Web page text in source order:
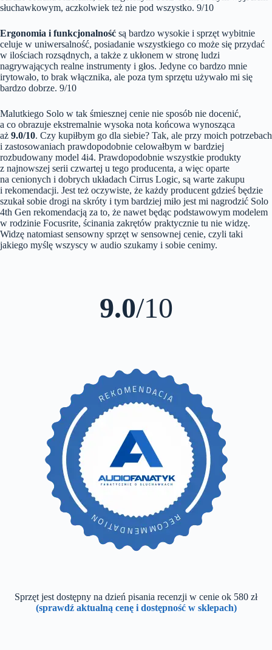
słuchawkowym, aczkolwiek też nie pod wszystko. 9/10
Ergonomia i funkcjonalność są bardzo wysokie i sprzęt wybitnie
celuje w uniwersalność, posiadanie wszystkiego co może się przydać
w ilościach rozsądnych, a także z ukłonem w stronę ludzi
nagrywających realne instrumenty i głos. Jedyne co bardzo mnie
irytowało, to brak włącznika, ale poza tym sprzętu używało mi się
bardzo dobrze. 9/10
Malutkiego Solo w tak śmiesznej cenie nie sposób nie docenić,
a co obrazuje ekstremalnie wysoka nota końcowa wynosząca
aż 9.0/10. Czy kupiłbym go dla siebie? Tak, ale przy moich potrzebach
i zastosowaniach prawdopodobnie celowałbym w bardziej
rozbudowany model 4i4. Prawdopodobnie wszystkie produkty
z najnowszej serii czwartej u tego producenta, a więc oparte
na cenionych i dobrych układach Cirrus Logic, są warte zakupu
i rekomendacji. Jest też oczywiste, że każdy producent gdzieś będzie
szukał sobie drogi na skróty i tym bardziej miło jest mi nagrodzić Solo
4th Gen rekomendacją za to, że nawet będąc podstawowym modelem
w rodzinie Focusrite, ścinania zakrętów praktycznie tu nie widzę.
Widzę natomiast sensowny sprzęt w sensownej cenie, czyli taki
jakiego myślę wszyscy w audio szukamy i sobie cenimy.
9.0/10
Sprzęt jest dostępny na dzień pisania recenzji w cenie ok 580 zł
(sprawdź aktualną cenę i dostępność w sklepach)